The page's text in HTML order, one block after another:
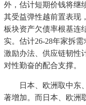
外，估计短期价钱将继
其受益弹性越前置表现
板块资产欠债率根基连
实。估计26-28年家拆
激励办法、供应链韧性
对性勤奋的配合支撑。
日本、欧洲取中东、
著增加。而日本、欧洲